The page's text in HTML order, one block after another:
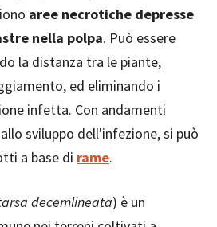
aree necrotiche depresse
nella polpa. Può essere
la distanza tra le piante,
ed eliminando i
infetta. Con andamenti
sviluppo dell'infezione, si può
a base di rame.
decemlineata) è un